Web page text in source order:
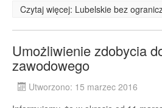
Czytaj więcej: Lubelskie bez
Umożliwienie zdobycia
zawodowego
Utworzono: 15 marzec 2016